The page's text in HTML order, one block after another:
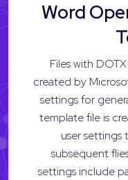
Word
Files with
created by
settings for
template file is
user
subsequent
settings include